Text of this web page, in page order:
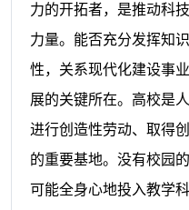
力的开拓者，是推动科
力量。能否充分发挥知
性，关系现代化建设事
展的关键所在。高校是
进行创造性劳动、取得
的重要基地。没有校园
可能全身心地投入教学